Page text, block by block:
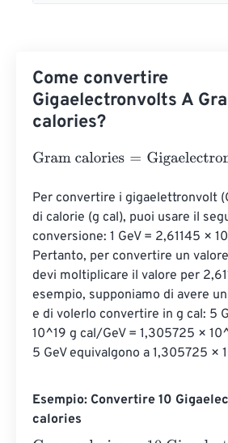
Come convertire
Gigaelectronvolts A
calories?
Gram calories=Gigaelectronvolts
Per convertire i gigaelettronvolt
di calorie (g cal), puoi usare il
conversione: 1 GeV = 2,61145 ×
Pertanto, per convertire un
devi moltiplicare il valore per
esempio, supponiamo di avere
e di volerlo convertire in g cal: 5
10^19 g cal/GeV = 1,305725 ×
5 GeV equivalgono a 1,305725 ×
Esempio: Convertire 10
calories